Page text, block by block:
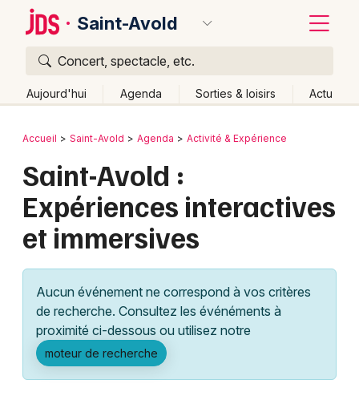
Saint-Avold
Concert, spectacle, etc.
Aujourd'hui Agenda Sorties & loisirs Actu
Publier un événement
Grands événements
Manifestations
Foires & salons
Bordeaux
Colmar
Lille
Lyon
Marseille
Mulhouse
Montpellier
Retour
Accueil Saint-Avold Agenda Activité & Expérience
Saint-Avold :
Expériences interactives
et immersives
Aucun événement ne correspond à vos critères
de recherche. Consultez les événéments à
proximité ci-dessous ou utilisez notre
moteur de recherche
Quoi ?
Où ?
Partout
Près de moi Changer de lieu
Quand ?
Effacer les dates
Aujourd'hui
Demain Ce week-end